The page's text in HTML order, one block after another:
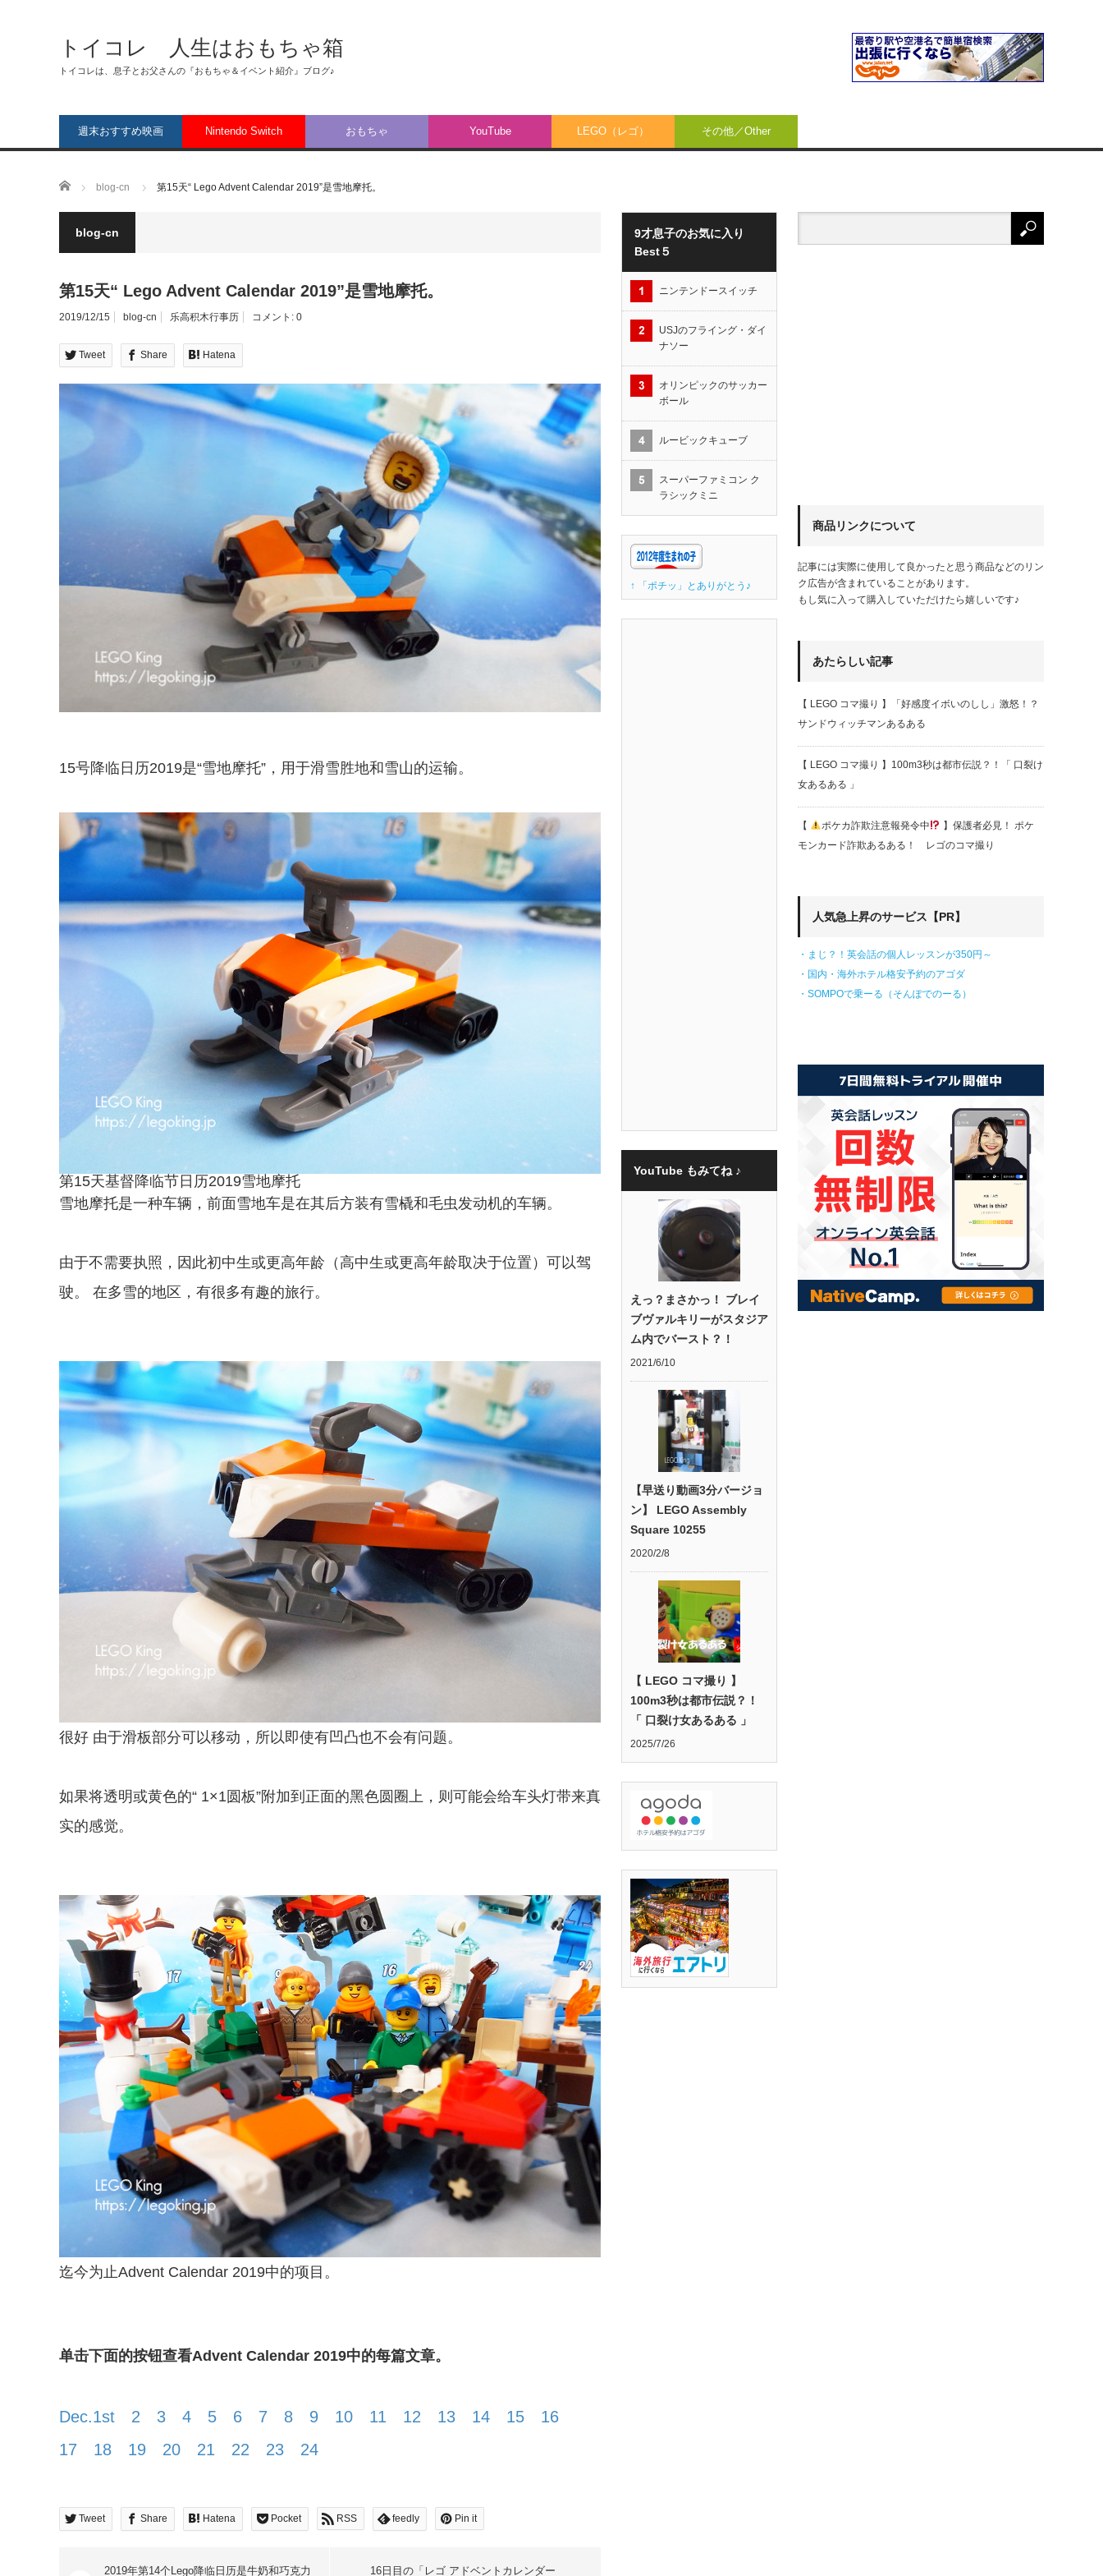
トイコレ 人生はおもちゃ箱
トイコレは、息子とお父さんの『おもちゃ＆イベント紹介』ブログ♪
週末おすすめ映画 Nintendo Switch おもちゃ YouTube LEGO（レゴ） その他／Other
ホーム blog-cn 第15天“ Lego Advent Calendar 2019”是雪地摩托。
blog-cn
第15天“ Lego Advent Calendar 2019”是雪地摩托。
2019/12/15 blog-cn 乐高积木行事历 コメント: 0
Tweet Share Hatena
15号降临日历2019是“雪地摩托”，用于滑雪胜地和雪山的运输。
第15天基督降临节日历2019雪地摩托
雪地摩托是一种车辆，前面雪地车是在其后方装有雪橇和毛虫发动机的车辆。
由于不需要执照，因此初中生或更高年龄（高中生或更高年龄取决于位置）可以驾
驶。 在多雪的地区，有很多有趣的旅行。
很好 由于滑板部分可以移动，所以即使有凹凸也不会有问题。
如果将透明或黄色的“ 1×1圆板”附加到正面的黑色圆圈上，则可能会给车头灯带来真
实的感觉。
迄今为止Advent Calendar 2019中的项目。
单击下面的按钮查看Advent Calendar 2019中的每篇文章。
Dec.1st 2 3 4 5 6 7 8 9 10 11 12 13 14 15
16
17
18 19 20 21 22 23 24
Tweet Share Hatena Pocket RSS feedly Pin it
2019年第14个Lego降临日历是牛奶和巧克力 16日目の「レゴ アドベントカレンダー
9才息子のお気に入り
Best５
ニンテンドースイッチ
USJのフライング・ダイ
ナソー
オリンピックのサッカー
ボール
ルービックキューブ
スーパーファミコン ク
ラシックミニ
↑ 「ポチッ」とありがとう♪
YouTube もみてね ♪
えっ？まさかっ！ ブレイ
ブヴァルキリーがスタジア
ム内でバースト？！
2021/6/10
【早送り動画3分バージョ
ン】 LEGO Assembly
Square 10255
2020/2/8
【 LEGO コマ撮り 】
100m3秒は都市伝説？！
「 口裂け女あるある 」
2025/7/26
商品リンクについて
記事には実際に使用して良かったと思う商品などのリン
ク広告が含まれていることがあります。
もし気に入って購入していただけたら嬉しいです♪
あたらしい記事
【 LEGO コマ撮り 】「好感度イボいのしし」激怒！？
サンドウィッチマンあるある
【 LEGO コマ撮り 】100m3秒は都市伝説？！「 口裂け
女あるある 」
【 ポケカ詐欺注意報発令中
】保護者必見！ ポケ
モンカード詐欺あるある！ レゴのコマ撮り
人気急上昇のサービス【PR】
・まじ？！英会話の個人レッスンが350円～
・国内・海外ホテル格安予約のアゴダ
・SOMPOで乗ーる（そんぽでのーる）